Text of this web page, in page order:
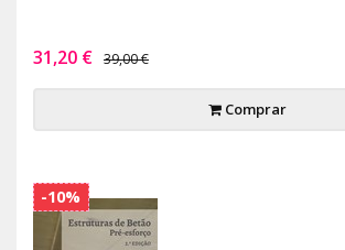
31,20 € 39,00 €
Comprar
-10%